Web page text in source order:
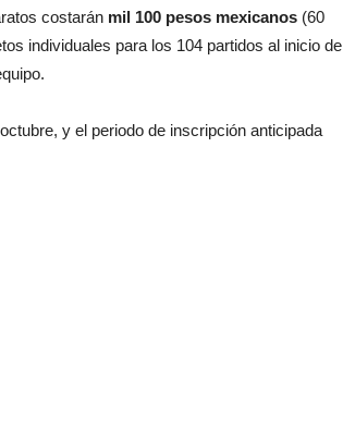
costarán mil 100 pesos mexicanos (60
individuales para los 104 partidos al inicio de
y el periodo de inscripción anticipada